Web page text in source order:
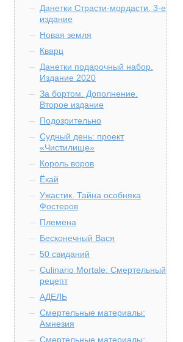
Данетки Страсти-мордасти. 3-е
издание
Новая земля
Кварц
Данетки подарочный набор.
Издание 2020
За бортом. Дополнение.
Второе издание
Подозрительно
Судный день: проект
«Чистилище»
Король воров
Ёкай
Ужастик. Тайна особняка
Фостеров
Племена
Бесконечный Вася
50 свиданий
Culinario Mortale: Смертельный
рецепт
АДЕЛЬ
Смертельные материалы:
Амнезия
Смертельные материалы: